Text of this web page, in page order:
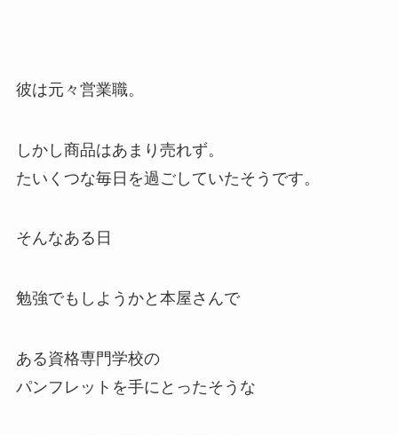
彼は元々営業職。
しかし商品はあまり売れず。
たいくつな毎日を過ごしていたそうです。
そんなある日
勉強でもしようかと本屋さんで
ある資格専門学校の
パンフレットを手にとったそうな